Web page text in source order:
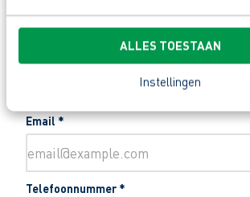
ALLES TOESTAAN
Instellingen
Email*
Telefoonnummer *